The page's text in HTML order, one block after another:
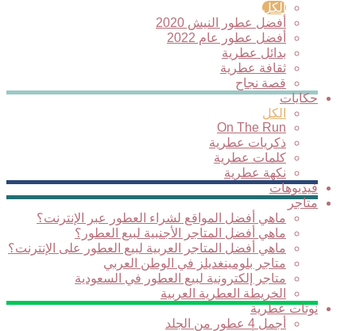
الكل
أفضل عطور النيش 2020
أفضل عطور عام 2022
بدائل عطرية
ثقافة عطرية
قصة نجاح
حكايات
الكل
On The Run
ذكريات عطرية
كلمات عطرية
نكهة عطرية
فيديوهات
متاجر
ماهي أفضل المواقع لشراء العطور عبر الإنترنت؟
ماهي أفضل المتاجر الأجنبية لبيع العطور؟
ماهي أفضل المتاجر العربية لبيع العطور على الإنترنت؟
متاجر بلومينغديلز في الوطن العربي
متاجر إلكترونية لبيع العطور في السعودية
الخريطة العطرية العربية
نوتات عطرية
أجمل 4 عطور من الجلد